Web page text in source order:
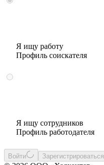
Я ищу работу
Профиль соискателя
Я ищу сотрудников
Профиль работодателя
Войти Зарегистрироваться